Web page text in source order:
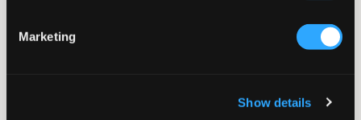
Marketing
Show details
Kaufe mehrere Stücke und trage sie gemeinsam um das
Handgelenk.